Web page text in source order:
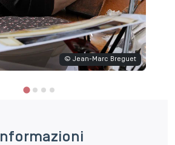
© Jean-Marc Breguet
Informazioni